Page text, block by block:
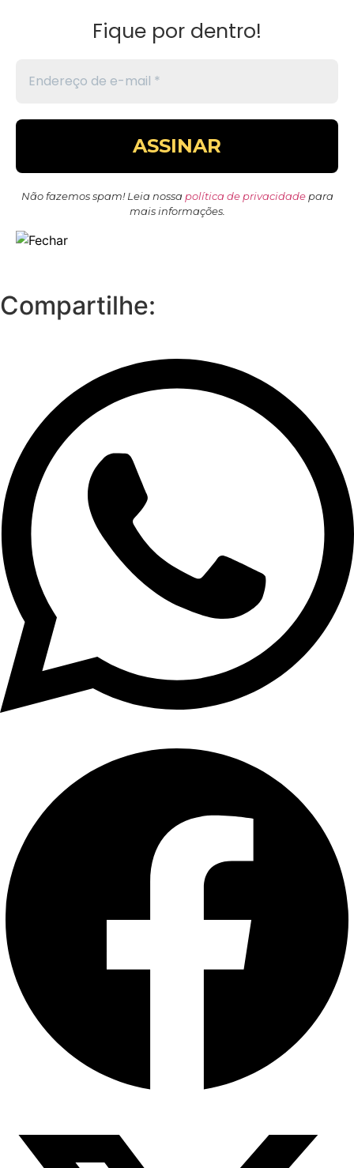
Fique por dentro!
Não fazemos spam! Leia nossa política de privacidadepara
mais informações.
Compartilhe: